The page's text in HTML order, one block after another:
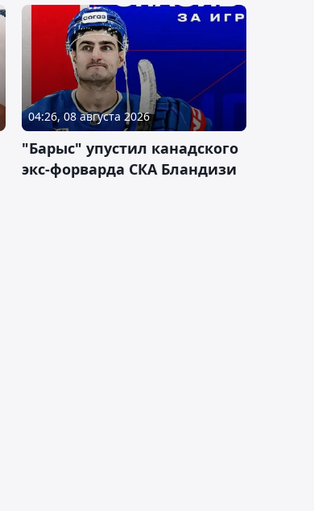
04:26, 08 августа 2026
"Барыс" упустил канадского
экс-форварда СКА Бландизи